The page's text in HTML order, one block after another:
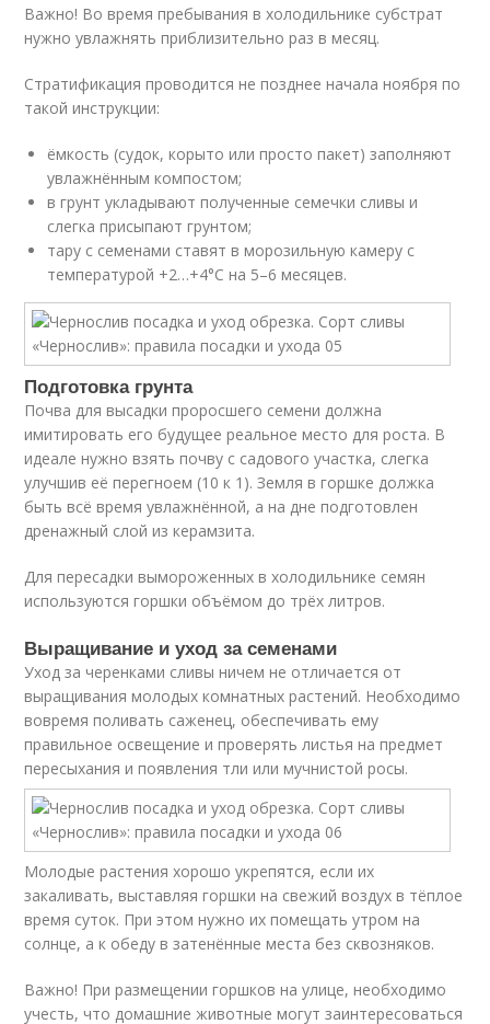
Важно! Во время пребывания в холодильнике субстрат
нужно увлажнять приблизительно раз в месяц.
Стратификация проводится не позднее начала ноября по
такой инструкции:
ёмкость (судок, корыто или просто пакет) заполняют
увлажнённым компостом;
в грунт укладывают полученные семечки сливы и
слегка присыпают грунтом;
тару с семенами ставят в морозильную камеру с
температурой +2…+4°С на 5–6 месяцев.
Подготовка грунта
Почва для высадки проросшего семени должна
имитировать его будущее реальное место для роста. В
идеале нужно взять почву с садового участка, слегка
улучшив её перегноем (10 к 1). Земля в горшке должка
быть всё время увлажнённой, а на дне подготовлен
дренажный слой из керамзита.
Для пересадки вымороженных в холодильнике семян
используются горшки объёмом до трёх литров.
Выращивание и уход за семенами
Уход за черенками сливы ничем не отличается от
выращивания молодых комнатных растений. Необходимо
вовремя поливать саженец, обеспечивать ему
правильное освещение и проверять листья на предмет
пересыхания и появления тли или мучнистой росы.
Молодые растения хорошо укрепятся, если их
закаливать, выставляя горшки на свежий воздух в тёплое
время суток. При этом нужно их помещать утром на
солнце, а к обеду в затенённые места без сквозняков.
Важно! При размещении горшков на улице, необходимо
учесть, что домашние животные могут заинтересоваться